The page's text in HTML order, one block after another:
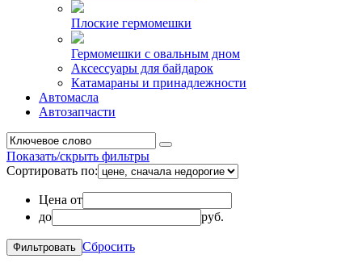
Плоские гермомешки
Гермомешки с овальным дном
Аксессуары для байдарок
Катамараны и принадлежности
Автомасла
Автозапчасти
Показать/скрыть фильтры
Сортировать по:
Цена от
до
руб.
Сбросить